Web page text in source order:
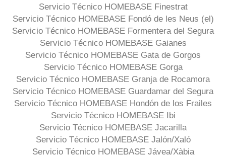
Servicio Técnico HOMEBASE Finestrat
Servicio Técnico HOMEBASE Fondó de les Neus (el)
Servicio Técnico HOMEBASE Formentera del Segura
Servicio Técnico HOMEBASE Gaianes
Servicio Técnico HOMEBASE Gata de Gorgos
Servicio Técnico HOMEBASE Gorga
Servicio Técnico HOMEBASE Granja de Rocamora
Servicio Técnico HOMEBASE Guardamar del Segura
Servicio Técnico HOMEBASE Hondón de los Frailes
Servicio Técnico HOMEBASE Ibi
Servicio Técnico HOMEBASE Jacarilla
Servicio Técnico HOMEBASE Jalón/Xaló
Servicio Técnico HOMEBASE Jávea/Xàbia